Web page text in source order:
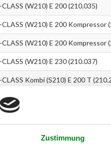
Zustimmung
CLASS (W210) E 200 (210.035)
CLASS (W210) E 200 Kompressor
CLASS (W210) E 200 Kompressor
CLASS (W210) E 230 (210.037)
CLASS Kombi (S210) E 200 T
Kombi (S210) E 200 T
Kombi (S210) E 200 T
Kombi (S210) E 230 T